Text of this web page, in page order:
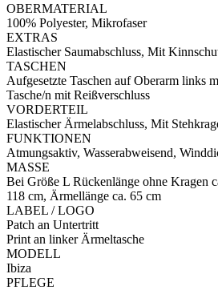
OBERMATERIAL
100% Polyester, Mikrofaser
EXTRAS
Elastischer Saumabschluss, Mit
TASCHEN
Aufgesetzte Taschen auf Oberarm links
Tasche/n mit Reißverschluss
VORDERTEIL
Elastischer Ärmelabschluss, Mit
FUNKTIONEN
Atmungsaktiv, Wasserabweisend,
MASSE
Bei Größe L Rückenlänge ohne Kragen
118 cm, Ärmellänge ca. 65 cm
LABEL / LOGO
Patch an Untertritt
Print an linker Ärmeltasche
MODELL
Ibiza
PFLEGE